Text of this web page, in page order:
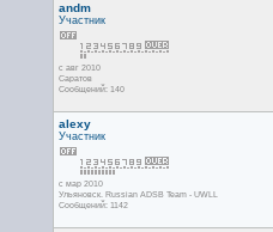
andm
Участник
с авг 2010
Саратов
Сообщений: 140
alexy
Участник
с мар 2010
Ульяновск. Russian ADSB Team - UWLL
Сообщений: 1142